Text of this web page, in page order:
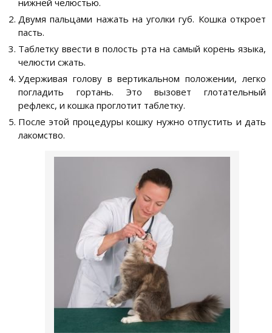
нижней челюстью.
Двумя пальцами нажать на уголки губ. Кошка откроет
пасть.
Таблетку ввести в полость рта на самый корень языка,
челюсти сжать.
Удерживая голову в вертикальном положении, легко
погладить гортань. Это вызовет глотательный
рефлекс, и кошка проглотит таблетку.
После этой процедуры кошку нужно отпустить и дать
лакомство.